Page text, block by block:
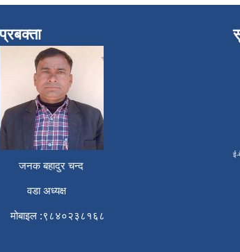
प्रबक्ता
जनक बहादुर चन्द
वडा अध्यक्ष
मोबाइल :९८४०२३८१६८